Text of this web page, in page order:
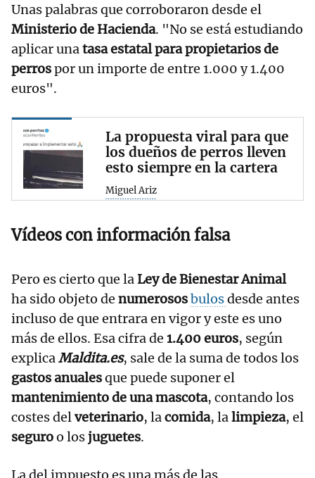
Unas palabras que corroboraron desde el
Ministerio de Hacienda. "No se está estudiando
aplicar unatasa estatal para propietarios de
perrospor un importe de entre 1.000 y 1.400
euros".
La propuesta viral para que
los dueños de perros lleven
esto siempre en la cartera
Miguel Ariz
Vídeos con información falsa
Pero es cierto que laLey de Bienestar Animal
ha sido objeto de numerososbulosdesde antes
incluso de que entrara en vigor y este es uno
más de ellos. Esa cifra de 1.400 euros, según
explicaMaldita.es, sale de la suma de todos los
gastos anualesque puede suponer el
mantenimiento de una mascota, contando los
costes delveterinario, lacomida, lalimpieza, el
seguroo losjuguetes.
La del impuesto es una más de las